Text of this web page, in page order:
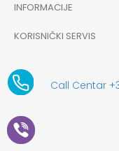
HILANDARSKA 32,
5514802214205743
61-01-0052-11
11079253
INFORMACIJE
Zaposlenje
Saradnja
KORISNIČKI SERVIS
Uslovi korišćenja i
Kako kupiti
Call Centar